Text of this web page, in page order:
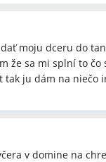
vhodnú pre
20, 949 11
Domino v
moju dceru do
že sa mi splní to
tak ju dám na niečo
v domine na